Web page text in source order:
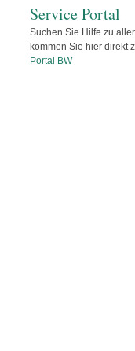
Service Portal
Suchen Sie Hilfe zu
kommen Sie hier direkt
Portal BW